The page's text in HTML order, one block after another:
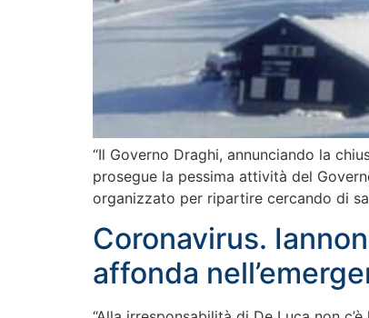
“Il Governo Draghi, annunciando la
prosegue la pessima attività del
organizzato per ripartire cercando di
Coronavirus.
affonda